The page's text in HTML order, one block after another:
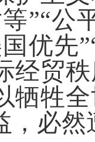
”“公
国优先
经贸
牺牲
，必